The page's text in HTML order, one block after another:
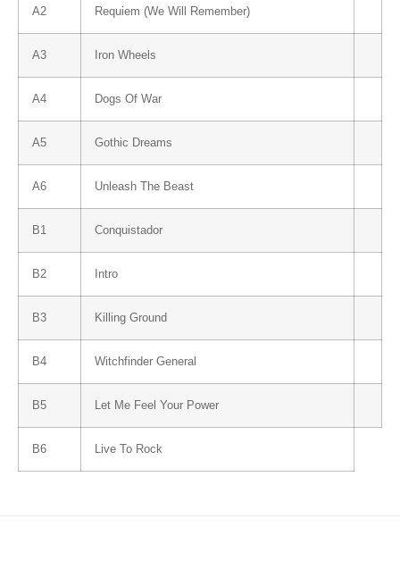
A2 Requiem (We Will Remember)
A3 Iron Wheels
A4 Dogs Of War
A5 Gothic Dreams
A6 Unleash The Beast
B1 Conquistador
B2 Intro
B3 Killing Ground
B4 Witchfinder General
B5 Let Me Feel Your Power
B6 Live To Rock